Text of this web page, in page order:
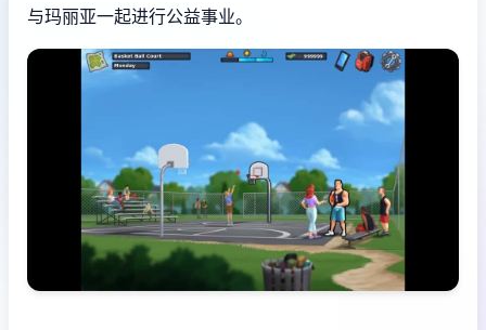
与玛丽亚一起进行公益事业。